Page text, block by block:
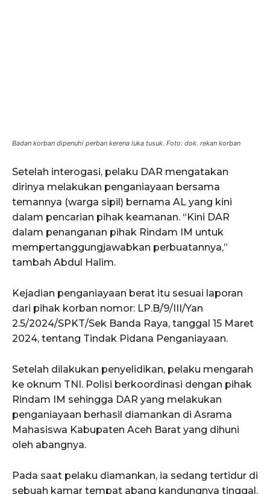
ACEHKINI.ID
Situs Berita Aceh Terkini
Badan korban dipenuhi perban kerena luka tusuk. Foto: dok. rekan korban
Setelah interogasi, pelaku DAR mengatakan
dirinya melakukan penganiayaan bersama
temannya (warga sipil) bernama AL yang kini
dalam pencarian pihak keamanan. “Kini DAR
dalam penanganan pihak Rindam IM untuk
mempertanggungjawabkan perbuatannya,”
tambah Abdul Halim.
Kejadian penganiayaan berat itu sesuai laporan
dari pihak korban nomor: LP.B/9/III/Yan
2.5/2024/SPKT/Sek Banda Raya, tanggal 15 Maret
2024, tentang Tindak Pidana Penganiayaan.
Setelah dilakukan penyelidikan, pelaku mengarah
ke oknum TNI. Polisi berkoordinasi dengan pihak
Rindam IM sehingga DAR yang melakukan
penganiayaan berhasil diamankan di Asrama
Mahasiswa Kabupaten Aceh Barat yang dihuni
oleh abangnya.
Pada saat pelaku diamankan, ia sedang tertidur di
sebuah kamar tempat abang kandungnya tinggal,